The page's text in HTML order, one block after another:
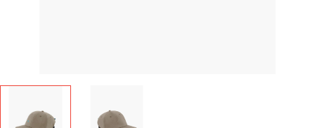
Klättermusen Root Glacier Ss Tee Mens Snow